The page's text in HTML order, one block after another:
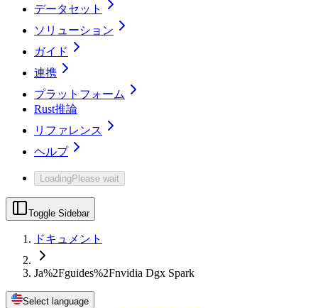
データセット
ソリューション
ガイド
連携
プラットフォーム
Rust推論
リファレンス
ヘルプ
LoadingPlease wait
Toggle Sidebar
ドキュメント
Ja%2Fguides%2Fnvidia Dgx Spark
Select language